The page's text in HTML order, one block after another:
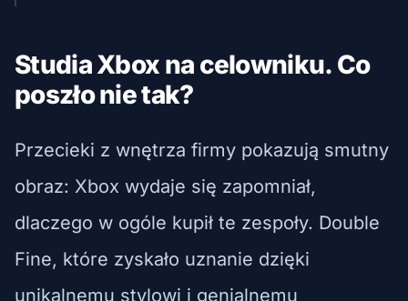
Studia Xbox na celowniku. Co
poszło nie tak?
Przecieki z wnętrza firmy pokazują smutny
obraz: Xbox wydaje się zapomniał,
dlaczego w ogóle kupił te zespoły. Double
Fine, które zyskało uznanie dzięki
unikalnemu stylowi i genialnemu